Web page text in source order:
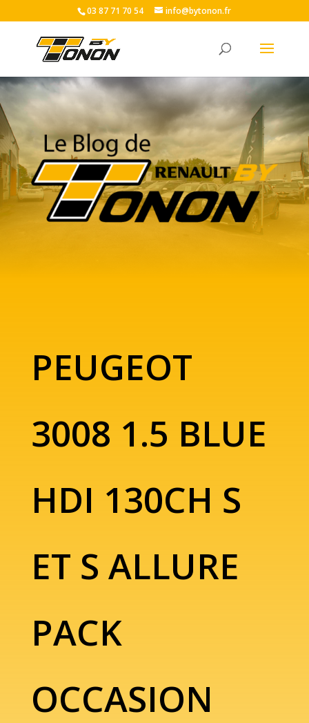
03 87 71 70 54 info@bytonon.fr
PEUGEOT
3008 1.5 BLUE
HDI 130CH S
ET S ALLURE
PACK
OCCASION